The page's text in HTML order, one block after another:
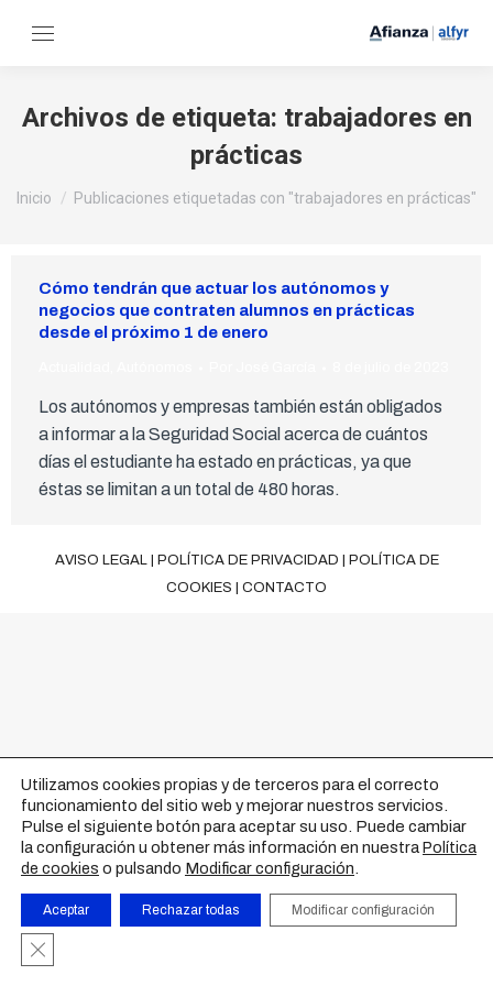
Archivos de etiqueta: trabajadores en
prácticas
Estás aquí:
Inicio Publicaciones etiquetadas con "trabajadores en prácticas"
Cómo tendrán que actuar los autónomos y
negocios que contraten alumnos en prácticas
desde el próximo 1 de enero
Los autónomos y empresas también están obligados
a informar a la Seguridad Social acerca de cuántos
días el estudiante ha estado en prácticas, ya que
éstas se limitan a un total de 480 horas.
AVISO LEGAL| POLÍTICA DE PRIVACIDAD
POLÍTICA DE
COOKIES
CONTACTO
Utilizamos cookies propias y de terceros para el correcto
funcionamiento del sitio web y mejorar nuestros servicios.
Pulse el siguiente botón para aceptar su uso. Puede cambiar
la configuración u obtener más información en nuestra Política
de cookies o pulsando Modificar configuración
Aceptar Rechazar todas Modificar configuración
Cerrar el banner de cookies RGPD